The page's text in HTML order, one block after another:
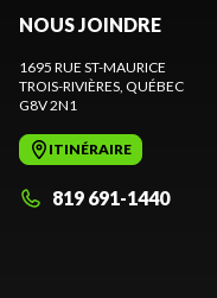
NOUS JOINDRE
1695 RUE ST-MAURICE
TROIS-RIVIÈRES , QUÉBEC
G8V 2N1
ITINÉRAIRE
819 691-1440